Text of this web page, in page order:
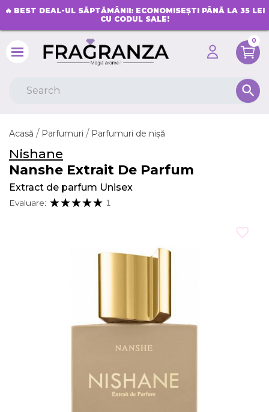
🔥 BEST DEAL-UL SĂPTĂMÂNII: ECONOMISEȘTI PÂNĂ LA 35 LEI
CU CODUL SALE!
0
search
Acasă Parfumuri Parfumuri de nișă
Nishane
Nanshe Extrait De Parfum
Extract de parfum Unisex
Evaluare: 1